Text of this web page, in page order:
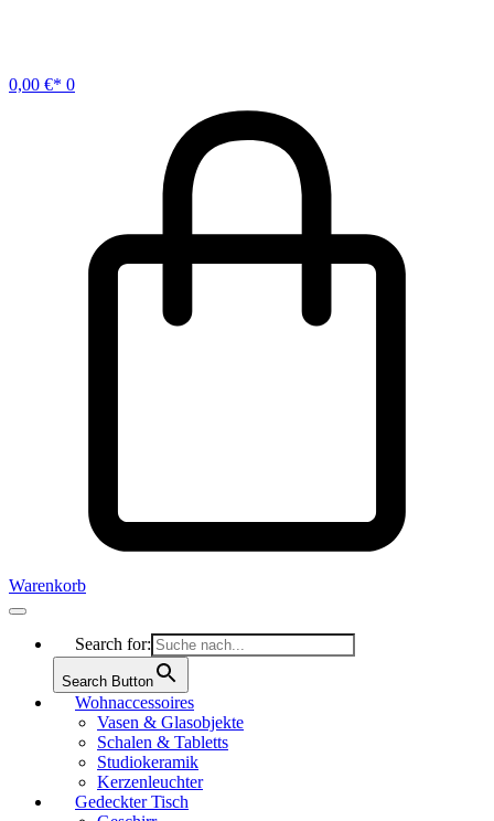
0,00 € 0
Warenkorb
Search for:
Search Button
Wohnaccessoires
Vasen & Glasobjekte
Schalen & Tabletts
Studiokeramik
Kerzenleuchter
Gedeckter Tisch